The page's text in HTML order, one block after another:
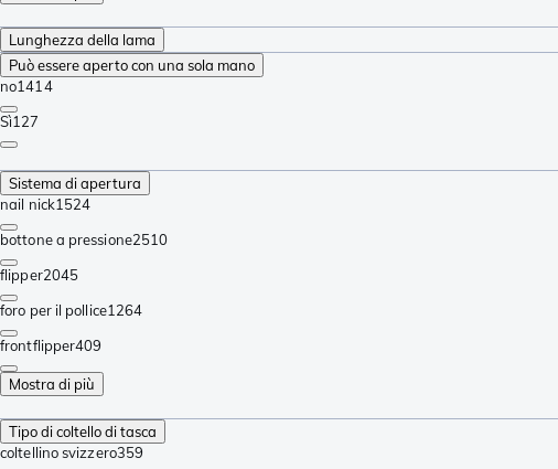
Lunghezza della lama
Può essere aperto con una sola mano
no1414
Sì127
Sistema di apertura
nail nick1524
bottone a pressione2510
flipper2045
foro per il pollice1264
frontflipper409
Mostra di più
Tipo di coltello di tasca
coltellino svizzero359